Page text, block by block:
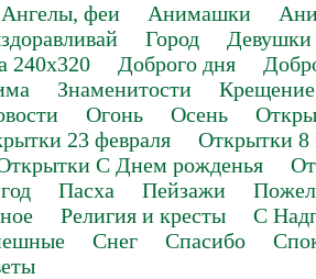
Ангелы, феи Анимашки
Город
Девушки
240х320
Доброго дня
Знаменитости
Крещение
Огонь Осень
23 февраля
Открытки 8
С Днем рожденья
Пасха Пейзажи
Религия и кресты
С
Снег Спасибо